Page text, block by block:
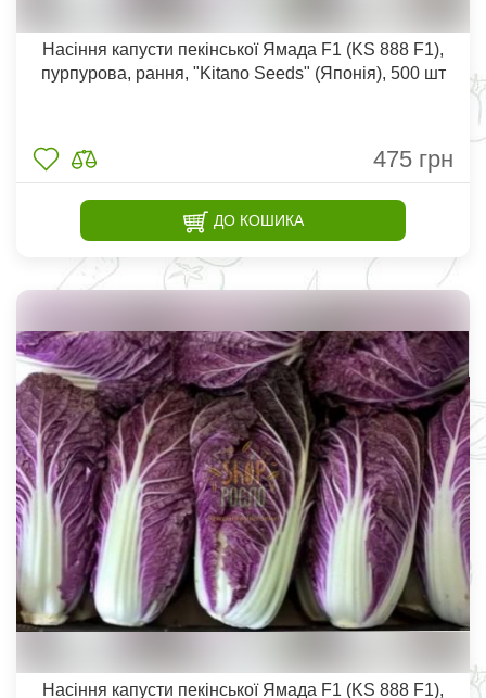
Насіння капусти пекінської Ямада F1 (KS 888 F1),
пурпурова, рання, "Kitano Seeds" (Японія), 500 шт
475 грн
ДО КОШИКА
Насіння капусти пекінської Ямада F1 (KS 888 F1),